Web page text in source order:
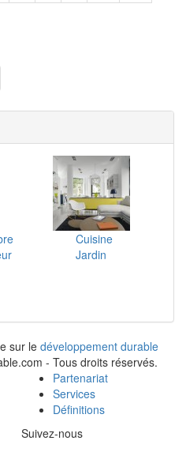
Cuisine
Jardin
sur le développement durable
- Tous droits réservés.
Partenariat
Services
Définitions
Suivez-nous